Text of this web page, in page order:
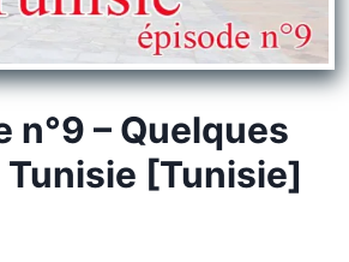
n°9 – Quelques
[Tunisie]